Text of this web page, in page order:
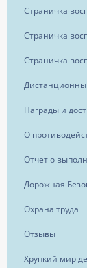
Страничка
Страничка
Страничка
Награды и
О
Отчет о
Дорожная
Охрана труда
Отзывы
Хрупкий мир